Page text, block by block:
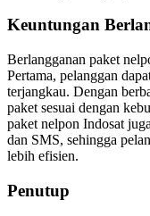
Keuntungan
Berlangganan paket
Pertama, pelanggan
terjangkau. Dengan
paket sesuai dengan
paket nelpon Indosat
dan SMS, sehingga
lebih efisien.
Penutup